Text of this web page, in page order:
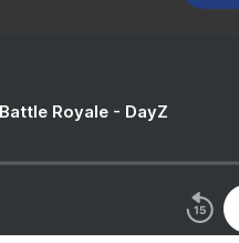
Royale - DayZ